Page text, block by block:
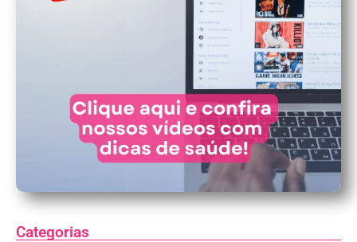
Categorias